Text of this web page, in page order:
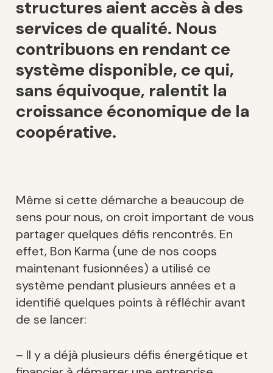
structures aient accès à des
services de qualité. Nous
contribuons en rendant ce
système disponible, ce qui,
sans équivoque, ralentit la
croissance économique de la
coopérative.
Même si cette démarche a beaucoup de
sens pour nous, on croit important de vous
partager quelques défis rencontrés. En
effet, Bon Karma (une de nos coops
maintenant fusionnées) a utilisé ce
système pendant plusieurs années et a
identifié quelques points à réfléchir avant
de se lancer:
– Il y a déjà plusieurs défis énergétique et